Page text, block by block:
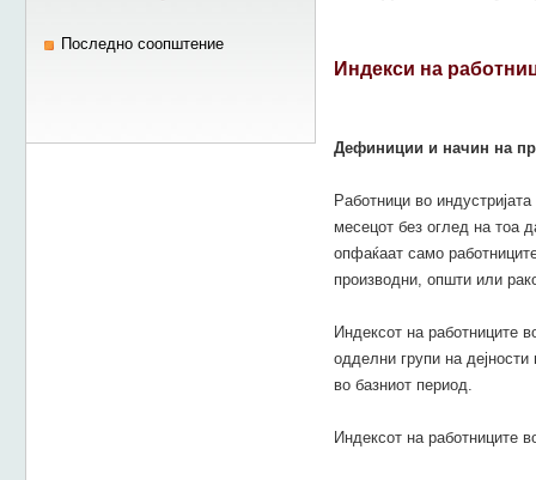
Индекси на
Дефиниции и начин на
Работници во
месецот без оглед на тоа
опфаќаат само
производни, општи или
Индексот на работниците
одделни групи на дејности
во базниот период.
Индексот на работниците
Последно соопштение